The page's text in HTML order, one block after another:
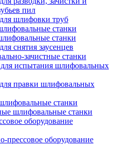
пил
шлифовки труб
станки
станки
снятия заусенцев
зачистные станки
испытания шлифовальных
правки шлифовальных
станки
шлифовальные станки
оборудование
прессовое оборудование